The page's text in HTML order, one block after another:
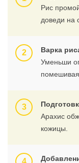
Рис
доведи на
Варка
Уменьши
помешивая.
Арахис
кожицы.